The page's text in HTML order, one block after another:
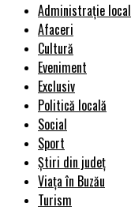
Administrație
Afaceri
Cultură
Eveniment
Exclusiv
Politică locală
Social
Sport
Știri din județ
Viața în Buzău
Turism